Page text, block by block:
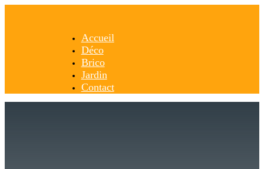
Accueil
Déco
Brico
Jardin
Contact